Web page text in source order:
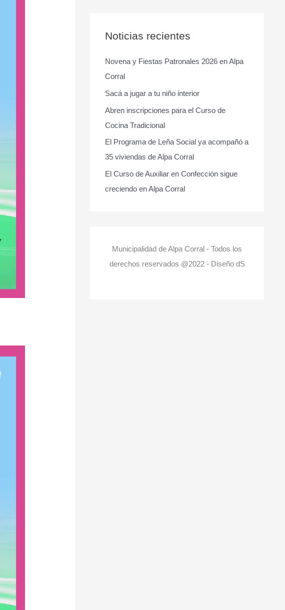
a
p
o
r
:
Noticias recientes
Novena y Fiestas Patronales 2026 en Alpa
Corral
Sacá a jugar a tu niño interior
Abren inscripciones para el Curso de
Cocina Tradicional
El Programa de Leña Social ya acompañó a
35 viviendas de Alpa Corral
El Curso de Auxiliar en Confección sigue
creciendo en Alpa Corral
Municipalidad de Alpa Corral - Todos los
derechos reservados @2022 - Diseño dS